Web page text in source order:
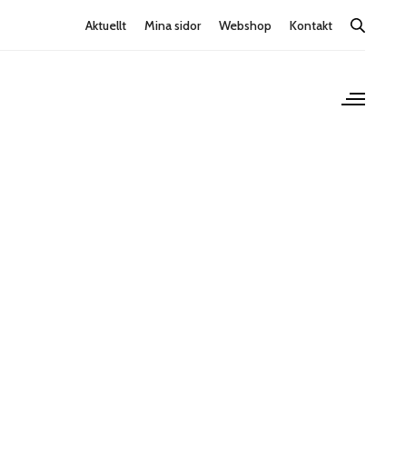
Aktuellt Mina sidor Webshop Kontakt